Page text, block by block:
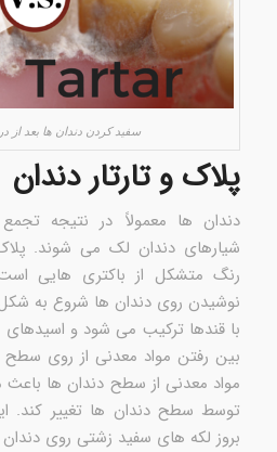
سفید کردن دندان ها بعد از
پلاک و تارتار دندان
دندان ها معمولاً در نتیجه
شیارهای دندان لک می شوند.
رنگ متشکل از باکتری هایی
نوشیدن روی دندان ها شروع به
با قندها ترکیب می شود و
بین رفتن مواد معدنی از روی
مواد معدنی از سطح دندان ها
توسط سطح دندان ها تغییر کند.
بروز لکه های سفید زشتی روی